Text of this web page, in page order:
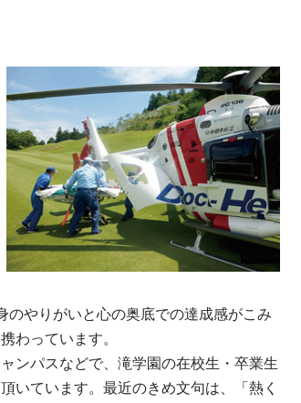
やりがいと心の奥底での達成感がこみ
わっています。
ンパスなどで、滝学園の在校生・卒業生
いています。最近のきめ文句は、「熱く